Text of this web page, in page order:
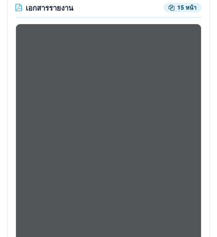
เอกสารรายงาน 15 หน้า